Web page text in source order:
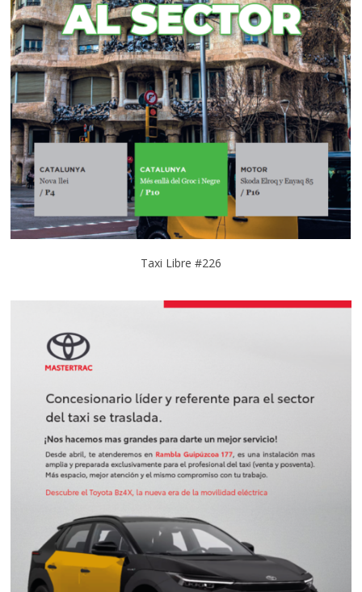
Taxi Libre #226